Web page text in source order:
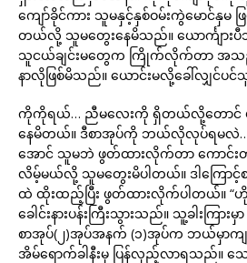
ကျော်ခိုင်ကား သူမနှင့်နှစ်ဝမ်းကွဲမောင်နှမ ဖ
တယ်လို့ သူမတွေးနေမိသည်။ ယောင်္ကျာ
သူငယ်ချင်းမတွေက ကြိုက်လိုက်တာ အသ
နာလိုဖြစ်မိသည်။ ယောင်းမလို့ခေါ်လျှင်
ကိုကိုရယ်… ညီမလေးကို ရှိတယ်လို့တောင်
နေမိတယ်။ ဒီစာအုပ်ကို ဘယ်လိုလုပ်ရမလဲ
အောင် သူမဘဲ ဖွတ်ထားလိုက်တာ ကောင်
လိမ့်မယ်လို့ သူမတွေးမိပါတယ်။ ဒါကြော
ထဲ ထိုးထည့်ပြီး ဖွတ်ထားလိုက်ပါတယ်။ “ဟို
ခေါင်းနားပန်းကြီးသွားသည်။ သူ့ခါးကြား
စာအုပ်(၂)အုပ်အနက် (၁)အုပ်က ဘယ်မှာကျ
အိမ်ရောက်ခါနီးမှ ပြန်လှည့်လာရသည်။ သ